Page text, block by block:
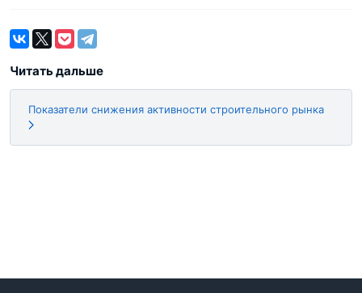
Читать дальше
Показатели снижения активности строительного рынка